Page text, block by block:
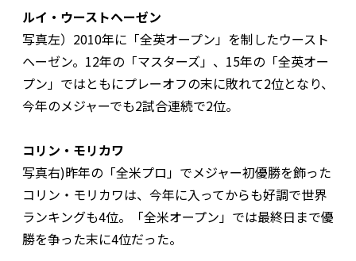
ルイ・ウーストヘーゼン
写真左）2010年に「全英オープン」を制したウースト
ヘーゼン。12年の「マスターズ」、15年の「全英オー
プン」ではともにプレーオフの末に敗れて2位となり、
今年のメジャーでも2試合連続で2位。
コリン・モリカワ
写真右)昨年の「全米プロ」でメジャー初優勝を飾った
コリン・モリカワは、今年に入ってからも好調で世界
ランキングも4位。「全米オープン」では最終日まで優
勝を争った末に4位だった。